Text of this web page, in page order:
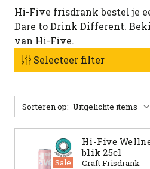
Hi-Five frisdrank bestel je
Dare to Drink Different.
van Hi-Five.
Selecteer filter
Sorteren op:
Sale
Hi-Five
blik 25cl
Craft Frisdrank